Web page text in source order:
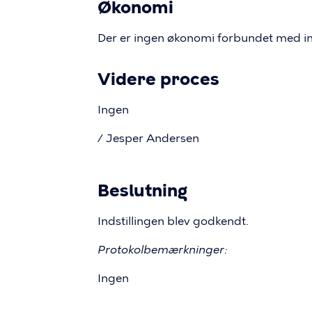
Økonomi
Der er ingen økonomi forbundet med
Videre proces
Ingen
/ Jesper Andersen
Beslutning
Indstillingen blev godkendt.
Protokolbemærkninger:
Ingen